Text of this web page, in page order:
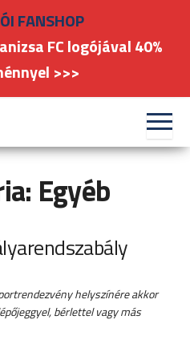
FC
#kanizsafoci
Egyéb
helyszínére akkor
bérlettel vagy más
FANSHOP
FC logójával 40%
>>>